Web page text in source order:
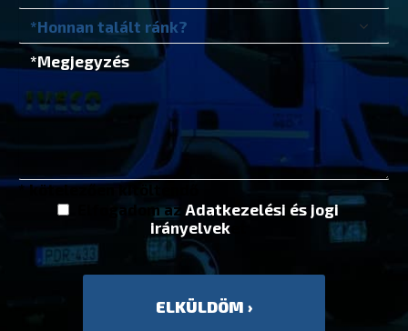
* kötelezően kitöltendő
Elfogadom az Adatkezelési és jogi
irányelveket